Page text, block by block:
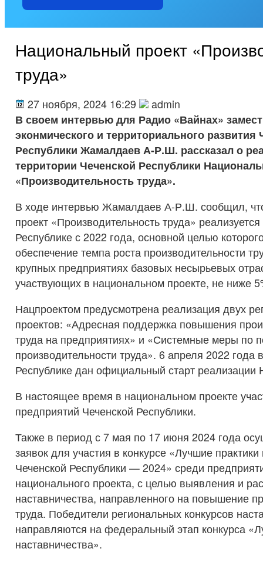
Национальный проект
труда»
27 ноября, 2024 16:29
admin
В своем интервью для Радио «Вайнах»
эконмического и территориального развития
Республики Жамалдаев А-Р.Ш. рассказал о
территории Чеченской Республики
«Производительность труда».
В ходе интервью Жамалдаев А-Р.Ш. сообщил,
проект «Производительность труда»
Республике с 2022 года, основной целью
обеспечение темпа роста производительности
крупных предприятиях базовых несырьевых
участвующих в национальном проекте, не ниже
Нацпроектом предусмотрена реализация двух
проектов: «Адресная поддержка повышения
труда на предприятиях» и «Системные меры по
производительности труда». 6 апреля 2022 года
Республике дан официальный старт реализации
В настоящее время в национальном проекте
предприятий Чеченской Республики.
Также в период с 7 мая по 17 июня 2024 года
заявок для участия в конкурсе «Лучшие практики
Чеченской Республики — 2024» среди
национального проекта, с целью выявления и
наставничества, направленного на повышение
труда. Победители региональных конкурсов
направляются на федеральный этап конкурса
наставничества».